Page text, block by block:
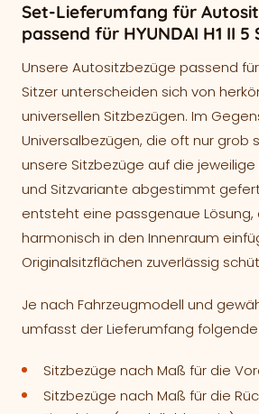
Set-Lieferumfang für
passend für HYUNDAI H1 II 5
Unsere Autositzbezüge passend für
Sitzer unterscheiden sich von
universellen Sitzbezügen. Im
Universalbezügen, die oft nur grob
unsere Sitzbezüge auf die jeweilige
und Sitzvariante abgestimmt
entsteht eine passgenaue Lösung,
harmonisch in den Innenraum
Originalsitzflächen zuverlässig
Je nach Fahrzeugmodell und
umfasst der Lieferumfang
Sitzbezüge nach Maß für die
Sitzbezüge nach Maß für die